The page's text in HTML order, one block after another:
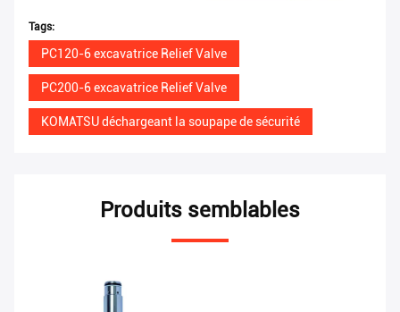
Tags:
PC120-6 excavatrice Relief Valve
PC200-6 excavatrice Relief Valve
KOMATSU déchargeant la soupape de sécurité
Produits semblables